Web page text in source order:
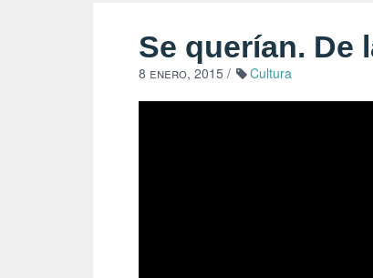
Se querían. De
8 enero, 2015 / Cultura